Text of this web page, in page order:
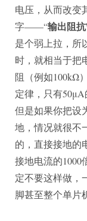
电压，从而改变
字——“输出阻抗
是个弱上拉，所
时，就相当于把
阻（例如100kΩ
定律，只有50μA
但是如果你把设
地，情况就很不
的，直接接地的
接地电流的1000
定不要这样做，
脚甚至整个单片